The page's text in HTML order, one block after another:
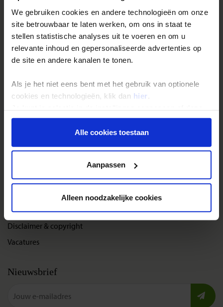
We gebruiken cookies en andere technologieën om onze
site betrouwbaar te laten werken, om ons in staat te
stellen statistische analyses uit te voeren en om u
relevante inhoud en gepersonaliseerde advertenties op
de site en andere kanalen te tonen.
Als je het niet eens bent met het gebruik van optionele
cookies en technologieën, klik dan hier .
onder aan de pagina op elk gewenst moment voor de
toekomst wijzigen.Alle cookies toestaan
Aanpassen
Alleen noodzakelijke cookies
Inloggen op mijn.Shoestring
Reisthema's
Groepsreizen
Single reizen
Festivalreizen
Bel, mail of chat met ons
Cookies instellingen
Disclaimer & copyright
Vacatures
Nieuwsbrief